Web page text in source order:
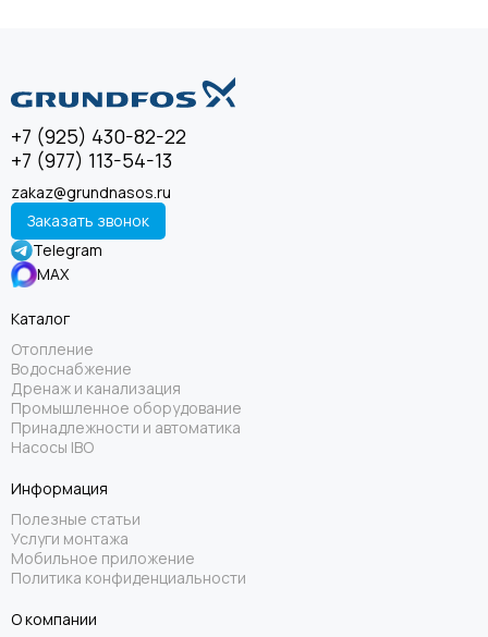
+7 (925) 430-82-22
+7 (977) 113-54-13
zakaz@grundnasos.ru
Заказать звонок
Telegram
MAX
Каталог
Отопление
Водоснабжение
Дренаж и канализация
Промышленное оборудование
Принадлежности и автоматика
Насосы IBO
Информация
Полезные статьи
Услуги монтажа
Мобильное приложение
Политика конфиденциальности
О компании